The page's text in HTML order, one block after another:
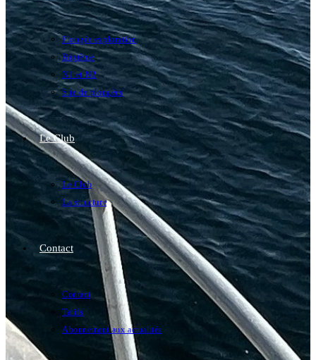
Plongée exploration
Baptême
N1 et N2
Site de plongées
Le Club
Le Club
La structure
Contact
Contact
Tarifs
Abonnement aux actualités